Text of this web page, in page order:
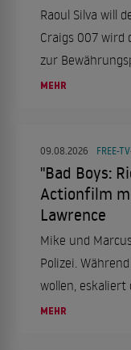
Raoul Silva will
Craigs 007 wird
zur
MEHR
09.08.2026 FREE-
"Bad Boys:
Actionfilm
Lawrence
Mike und
Polizei.
wollen, eskaliert
MEHR